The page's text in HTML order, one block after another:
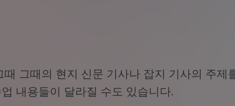
그때의 현지 신문 기사나 잡지 기사의 주
내용들이 달라질 수도 있습니다.